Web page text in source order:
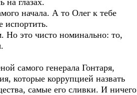
на глазах.
начала. А то Олег к тебе
испортить.
Но это чисто номинально: то,
самого генерала Гонтаря,
которые коррупцией назвать
самые его сливки. И ничего